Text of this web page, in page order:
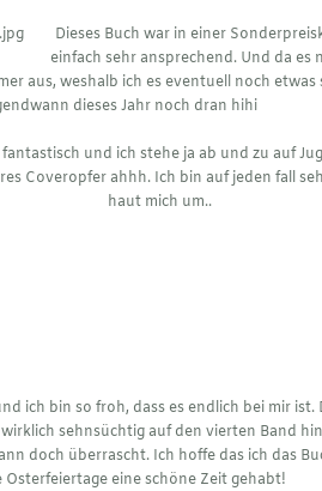
Dieses Buch war in einer
einfach sehr ansprechend. Und da es
aus, weshalb ich es eventuell noch
dieses Jahr noch dran hihi
und ich stehe ja ab und zu auf
Coveropfer ahhh. Ich bin auf jeden fall
haut mich um..
ich bin so froh, dass es endlich bei mir
sehnsüchtig auf den vierten Band
doch überrascht. Ich hoffe das ich das
eine schöne Zeit gehabt!